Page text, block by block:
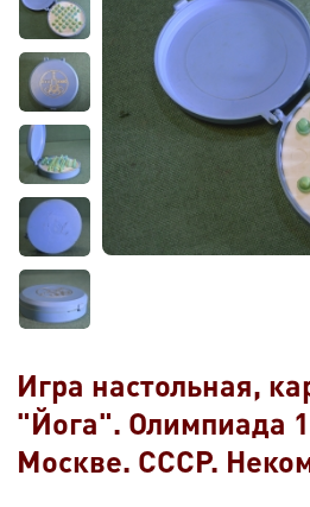
Игра настольная,
"Йога". Олимпиада
Москве. СССР.